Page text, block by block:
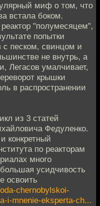
миф о том, что
встала боком.
"полумесяцем",
попытки
песком, свинцом и
не внутрь, а
Легасов умалчивает,
крышки
в распространении
из 3 статей
Федуленко.
конкретный
по реакторам
много
усидчивость
освоить
chernobylskoi-
i-mnenie-eksperta-ch...